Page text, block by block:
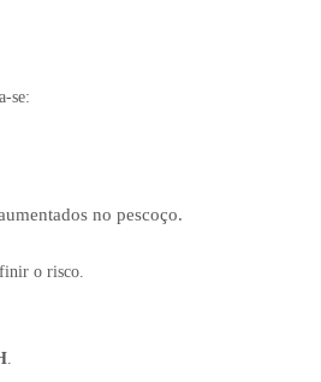
se:
no pescoço.
o risco.
.